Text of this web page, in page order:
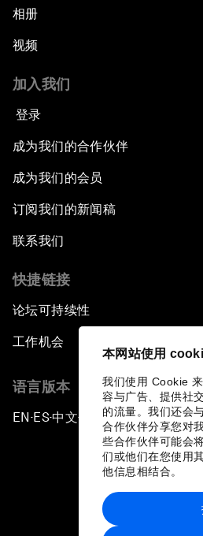
本网站使用
我们使用 Cookie
容与广告、提供社
的流量。我们还会
合作伙伴分享您对
些合作伙伴可能会
们或他们在您使用
他信息相结合。
相册
视频
加入我们
登录
成为我们的合作伙伴
成为我们的会员
订阅我们的新闻稿
联系我们
快捷链接
论坛可持续性
工作机会
语言版本
EN ▪ES▪中文▪ 日本語